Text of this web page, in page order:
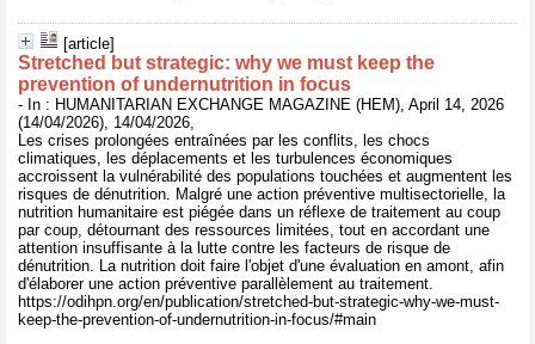
[article]
Stretched but strategic: why we must keep the
prevention of undernutrition in focus
- In : HUMANITARIAN EXCHANGE MAGAZINE (HEM), April 14, 2026
(14/04/2026), 14/04/2026,
Les crises prolongées entraînées par les conflits, les chocs
climatiques, les déplacements et les turbulences économiques
accroissent la vulnérabilité des populations touchées et augmentent les
risques de dénutrition. Malgré une action préventive multisectorielle, la
nutrition humanitaire est piégée dans un réflexe de traitement au coup
par coup, détournant des ressources limitées, tout en accordant une
attention insuffisante à la lutte contre les facteurs de risque de
dénutrition. La nutrition doit faire l'objet d'une évaluation en amont, afin
d'élaborer une action préventive parallèlement au traitement.
https://odihpn.org/en/publication/stretched-but-strategic-why-we-must-
keep-the-prevention-of-undernutrition-in-focus/#main